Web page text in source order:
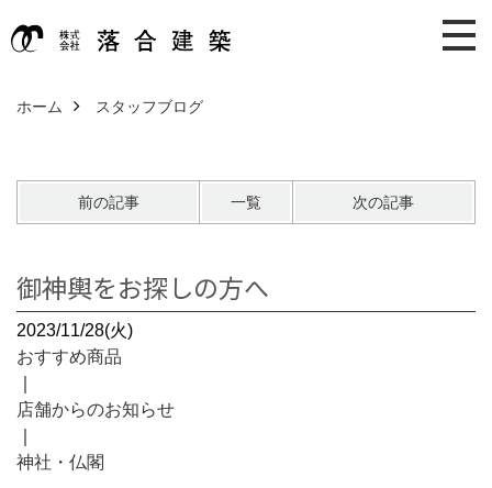
ホーム スタッフブログ
前の記事 一覧 次の記事
御神輿をお探しの方へ
2023/11/28(火)
おすすめ商品
店舗からのお知らせ
神社・仏閣